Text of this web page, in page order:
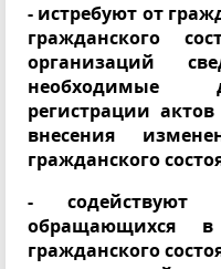
- истребуют от
гражданского
организаций
необходимые
регистрации
внесения
гражданского
- содействуют
обращающихся
гражданского